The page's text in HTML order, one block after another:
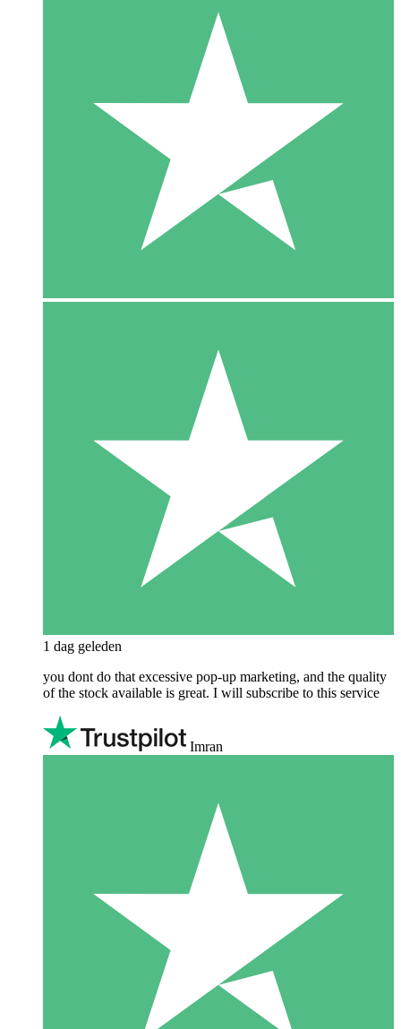
1 dag geleden
you dont do that excessive pop-up marketing, and the quality
of the stock available is great. I will subscribe to this service
Imran